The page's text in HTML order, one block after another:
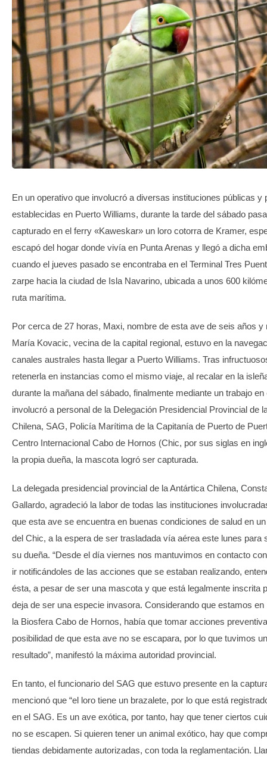
GALERIA DE FOTOS
APP MÓVIL
TRANSPARENCIA
En un operativo que involucró a diversas instituciones públicas y
establecidas en Puerto Williams, durante la tarde del sábado
capturado en el ferry «Kaweskar» un loro cotorra de Kramer,
escapó del hogar donde vivía en Punta Arenas y llegó a dicha
cuando el jueves pasado se encontraba en el Terminal Tres
zarpe hacia la ciudad de Isla Navarino, ubicada a unos 600
ruta marítima.
Por cerca de 27 horas, Maxi, nombre de esta ave de seis años y
María Kovacic, vecina de la capital regional, estuvo en la
canales australes hasta llegar a Puerto Williams. Tras
retenerla en instancias como el mismo viaje, al recalar en la
durante la mañana del sábado, finalmente mediante un trabajo en
involucró a personal de la Delegación Presidencial Provincial de
Chilena, SAG, Policía Marítima de la Capitanía de Puerto de
Centro Internacional Cabo de Hornos (Chic, por sus siglas en
la propia dueña, la mascota logró ser capturada.
La delegada presidencial provincial de la Antártica Chilena,
Gallardo, agradeció la labor de todas las instituciones
que esta ave se encuentra en buenas condiciones de salud en
del Chic, a la espera de ser trasladada vía aérea este lunes para
su dueña. “Desde el día viernes nos mantuvimos en contacto
ir notificándoles de las acciones que se estaban realizando,
ésta, a pesar de ser una mascota y que está legalmente inscrita
deja de ser una especie invasora. Considerando que estamos
la Biosfera Cabo de Hornos, había que tomar acciones
posibilidad de que esta ave no se escapara, por lo que tuvimos
resultado”, manifestó la máxima autoridad provincial.
En tanto, el funcionario del SAG que estuvo presente en la
mencionó que “el loro tiene un brazalete, por lo que está
en el SAG. Es un ave exótica, por tanto, hay que tener ciertos
no se escapen. Si quieren tener un animal exótico, hay que
tiendas debidamente autorizadas, con toda la reglamentación.